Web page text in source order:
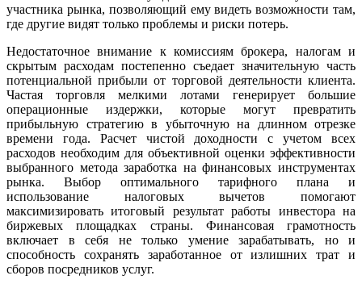
участника рынка, позволяющий ему видеть возможности там,
где другие видят только проблемы и риски потерь.
Недостаточное внимание к комиссиям брокера, налогам и
скрытым расходам постепенно съедает значительную часть
потенциальной прибыли от торговой деятельности клиента.
Частая торговля мелкими лотами генерирует большие
операционные издержки, которые могут превратить
прибыльную стратегию в убыточную на длинном отрезке
времени года. Расчет чистой доходности с учетом всех
расходов необходим для объективной оценки эффективности
выбранного метода заработка на финансовых инструментах
рынка. Выбор оптимального тарифного плана и
использование налоговых вычетов помогают
максимизировать итоговый результат работы инвестора на
биржевых площадках страны. Финансовая грамотность
включает в себя не только умение зарабатывать, но и
способность сохранять заработанное от излишних трат и
сборов посредников услуг.